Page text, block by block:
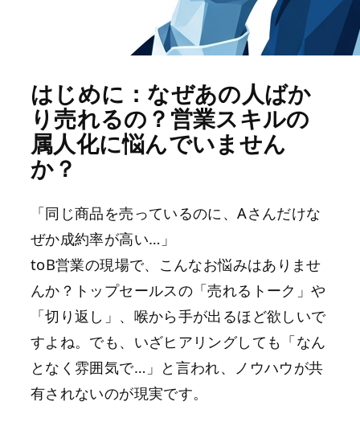
はじめに：なぜあの人ばか
り売れるの？営業スキルの
属人化に悩んでいません
か？
「同じ商品を売っているのに、Aさんだけな
ぜか成約率が高い…」
toB営業の現場で、こんなお悩みはありませ
んか？トップセールスの「売れるトーク」や
「切り返し」、喉から手が出るほど欲しいで
すよね。でも、いざヒアリングしても「なん
となく雰囲気で…」と言われ、ノウハウが共
有されないのが現実です。